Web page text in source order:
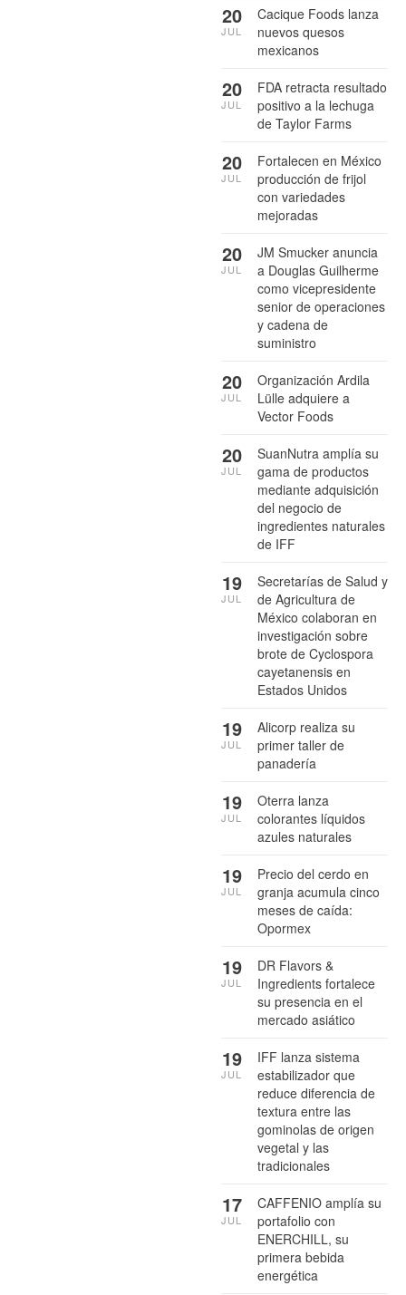
Cacique Foods lanza
nuevos quesos
mexicanos
20
JUL
FDA retracta resultado
positivo a la lechuga
de Taylor Farms
20
JUL
Fortalecen en México
producción de frijol
con variedades
mejoradas
20
JUL
JM Smucker anuncia
a Douglas Guilherme
como vicepresidente
senior de operaciones
y cadena de
suministro
20
JUL
Organización Ardila
Lülle adquiere a
Vector Foods
20
JUL
SuanNutra amplía su
gama de productos
mediante adquisición
del negocio de
ingredientes naturales
de IFF
20
JUL
Secretarías de Salud y
de Agricultura de
México colaboran en
investigación sobre
brote de Cyclospora
cayetanensis en
Estados Unidos
19
JUL
Alicorp realiza su
primer taller de
panadería
19
JUL
Oterra lanza
colorantes líquidos
azules naturales
19
JUL
Precio del cerdo en
granja acumula cinco
meses de caída:
Opormex
19
JUL
DR Flavors &
Ingredients fortalece
su presencia en el
mercado asiático
19
JUL
IFF lanza sistema
estabilizador que
reduce diferencia de
textura entre las
gominolas de origen
vegetal y las
tradicionales
19
JUL
CAFFENIO amplía su
portafolio con
ENERCHILL, su
primera bebida
energética
17
JUL